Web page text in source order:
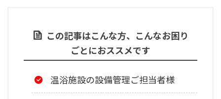
この記事はこんな方、こんなお困り
ごとにおススメです
温浴施設の設備管理ご担当者様